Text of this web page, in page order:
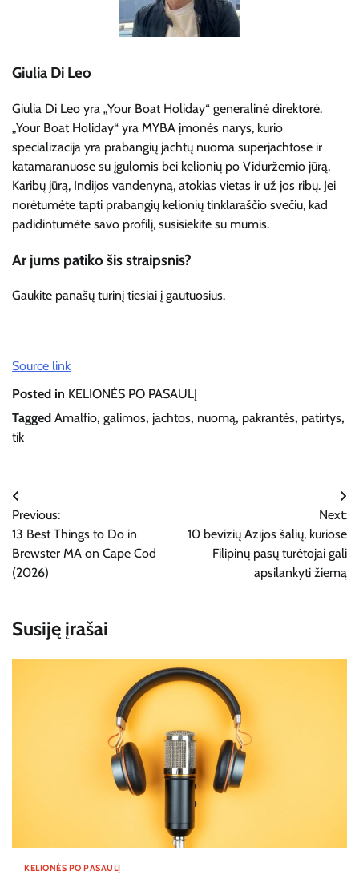
Giulia Di Leo
Giulia Di Leo yra „Your Boat Holiday“ generalinė direktorė.
„Your Boat Holiday“ yra MYBA įmonės narys, kurio
specializacija yra prabangių jachtų nuoma superjachtose ir
katamaranuose su įgulomis bei kelionių po Viduržemio jūrą,
Karibų jūrą, Indijos vandenyną, atokias vietas ir už jos ribų. Jei
norėtumėte tapti prabangių kelionių tinklaraščio svečiu, kad
padidintumėte savo profilį, susisiekite su mumis.
Ar jums patiko šis straipsnis?
Gaukite panašų turinį tiesiai į gautuosius.
Source link
Posted in KELIONĖS PO PASAULĮ
Tagged Amalfio, galimos, jachtos, nuomą, pakrantės, patirtys,
tik
Navigacija
tarp
įrašų
Previous:
13 Best Things to Do in
Brewster MA on Cape Cod
(2026)
Next:
10 bevizių Azijos šalių, kuriose
Filipinų pasų turėtojai gali
apsilankyti žiemą
Susiję įrašai
KELIONĖS PO PASAULĮ